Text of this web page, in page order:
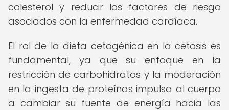
colesterol y reducir los factores de riesgo
asociados con la enfermedad cardíaca.
El rol de la dieta cetogénica en la cetosis es
fundamental, ya que su enfoque en la
restricción de carbohidratos y la moderación
en la ingesta de proteínas impulsa al cuerpo
a cambiar su fuente de energía hacia las